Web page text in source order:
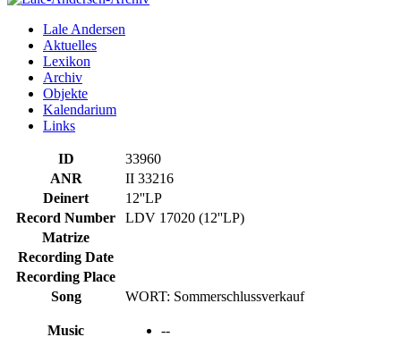
Lale Andersen
Aktuelles
Lexikon
Archiv
Objekte
Kalendarium
Links
ID
33960
ANR
II 33216
Deinert
12''LP
Record Number
LDV 17020 (12''LP)
Matrize
Recording Date
Recording Place
Song
WORT: Sommerschlussverkauf
Music --